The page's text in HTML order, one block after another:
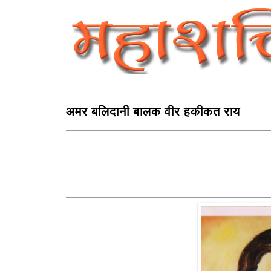
अमर बलिदानी बालक वीर हकीकत राय